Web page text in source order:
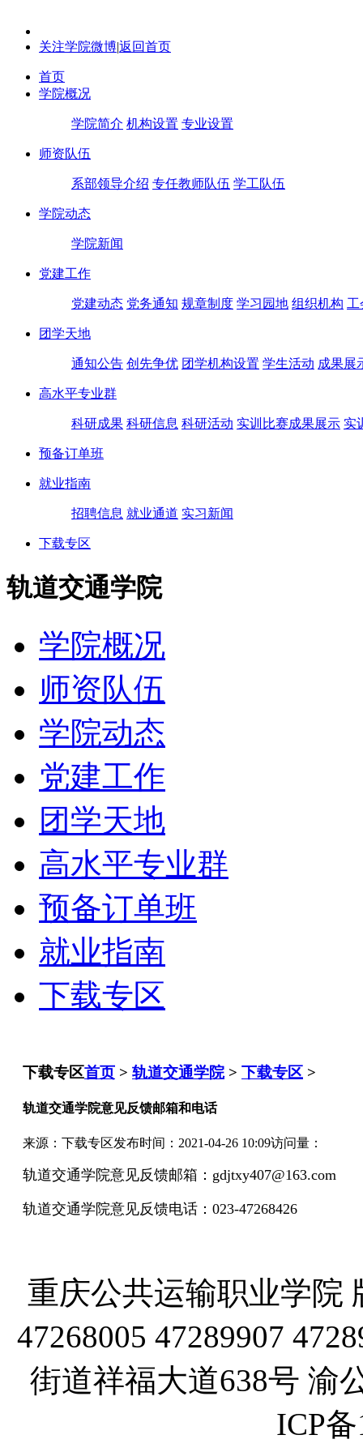
关注学院微博|返回首页
首页
学院概况
学院简介 机构设置 专业设置
师资队伍
系部领导介绍 专任教师队伍 学工队伍
学院动态
学院新闻
党建工作
党建动态 党务通知 规章制度 学习园地 组织机构 工
团学天地
通知公告 创先争优 团学机构设置 学生活动 成果展
高水平专业群
科研成果 科研信息 科研活动 实训比赛成果展示 实
预备订单班
就业指南
招聘信息 就业通道 实习新闻
下载专区
轨道交通学院
学院概况
师资队伍
学院动态
党建工作
团学天地
高水平专业群
预备订单班
就业指南
下载专区
下载专区首页 > 轨道交通学院> 下载专区 >
轨道交通学院意见反馈邮箱和电话
来源：下载专区发布时间：2021-04-26 10:09访问量：
轨道交通学院意见反馈邮箱：gdjtxy407@163.com
轨道交通学院意见反馈电话：023-47268426
重庆公共运输职业学院
47268005 47289907
街道祥福大道638号 渝
ICP